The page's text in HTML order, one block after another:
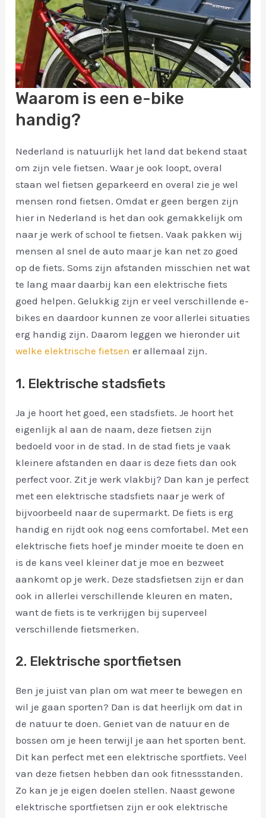
Waarom is een e-bike
handig?
Nederland is natuurlijk het land dat bekend staat
om zijn vele fietsen. Waar je ook loopt, overal
staan wel fietsen geparkeerd en overal zie je wel
mensen rond fietsen. Omdat er geen bergen zijn
hier in Nederland is het dan ook gemakkelijk om
naar je werk of school te fietsen. Vaak pakken wij
mensen al snel de auto maar je kan net zo goed
op de fiets. Soms zijn afstanden misschien net wat
te lang maar daarbij kan een elektrische fiets
goed helpen. Gelukkig zijn er veel verschillende e-
bikes en daardoor kunnen ze voor allerlei situaties
erg handig zijn. Daarom leggen we hieronder uit
welke elektrische fietsen er allemaal zijn.
1. Elektrische stadsfiets
Ja je hoort het goed, een stadsfiets. Je hoort het
eigenlijk al aan de naam, deze fietsen zijn
bedoeld voor in de stad. In de stad fiets je vaak
kleinere afstanden en daar is deze fiets dan ook
perfect voor. Zit je werk vlakbij? Dan kan je perfect
met een elektrische stadsfiets naar je werk of
bijvoorbeeld naar de supermarkt. De fiets is erg
handig en rijdt ook nog eens comfortabel. Met een
elektrische fiets hoef je minder moeite te doen en
is de kans veel kleiner dat je moe en bezweet
aankomt op je werk. Deze stadsfietsen zijn er dan
ook in allerlei verschillende kleuren en maten,
want de fiets is te verkrijgen bij superveel
verschillende fietsmerken.
2. Elektrische sportfietsen
Ben je juist van plan om wat meer te bewegen en
wil je gaan sporten? Dan is dat heerlijk om dat in
de natuur te doen. Geniet van de natuur en de
bossen om je heen terwijl je aan het sporten bent.
Dit kan perfect met een elektrische sportfiets. Veel
van deze fietsen hebben dan ook fitnessstanden.
Zo kan je je eigen doelen stellen. Naast gewone
elektrische sportfietsen zijn er ook elektrische